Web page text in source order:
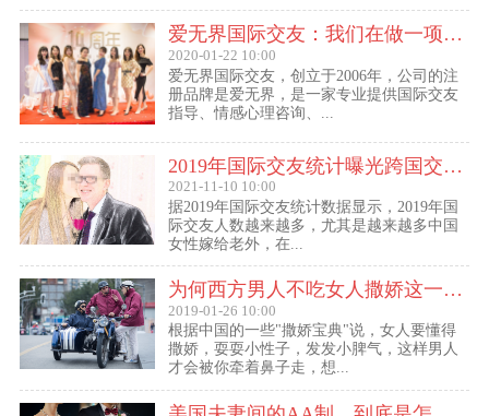
爱无界国际交友：我们在做一项关于女人幸福的事业
2020-01-22 10:00
爱无界国际交友，创立于2006年，公司的注
册品牌是爱无界，是一家专业提供国际交友
指导、情感心理咨询、...
2019年国际交友统计曝光跨国交友惊人内幕：女性嫁给老外比男士娶外国老婆数量更多
2021-11-10 10:00
据2019年国际交友统计数据显示，2019年国
际交友人数越来越多，尤其是越来越多中国
女性嫁给老外，在...
为何西方男人不吃女人撒娇这一套？
2019-01-26 10:00
根据中国的一些"撒娇宝典"说，女人要懂得
撒娇，耍耍小性子，发发小脾气，这样男人
才会被你牵着鼻子走，想...